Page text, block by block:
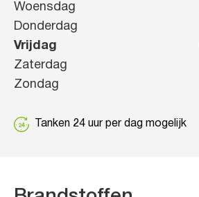
Woensdag
Donderdag
Vrijdag
Zaterdag
Zondag
Tanken 24 uur per dag mogelijk